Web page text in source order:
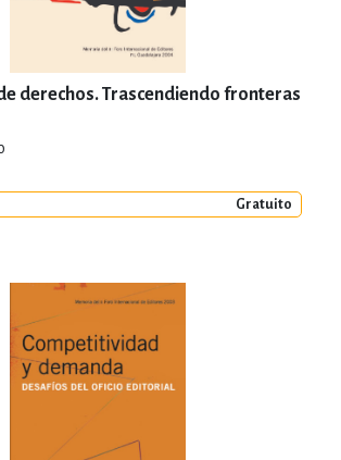
derechos. Trascendiendo fronteras
Gratuito